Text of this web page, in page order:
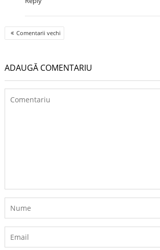
Comment
navigation
Comentarii vechi
ADAUGĂ COMENTARIU